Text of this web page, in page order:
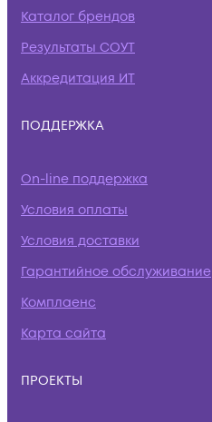
Каталог брендов
Результаты СОУТ
Аккредитация ИТ
ПОДДЕРЖКА
On-line поддержка
Условия оплаты
Условия доставки
Гарантийное обслуживание
Комплаенс
Карта сайта
ПРОЕКТЫ